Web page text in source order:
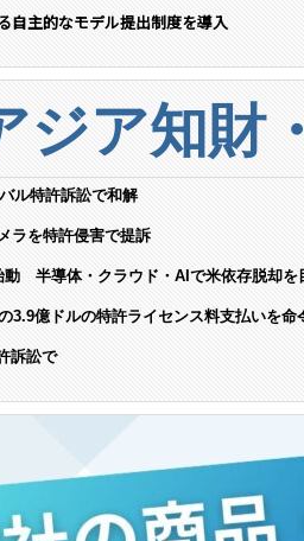
自主的なモデル提出制度を導入
ジア知財
ル特許訴訟で和解
ラを特許侵害で提訴
動 半導体・クラウド・AIで米依存脱却を
3.9億ドルの特許ライセンス料支払いを命
訴訟で